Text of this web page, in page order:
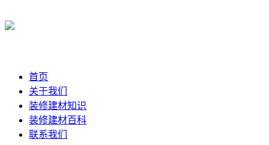
首页
关于我们
装修建材知识
装修建材百科
联系我们